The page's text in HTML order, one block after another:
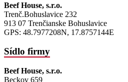
Beef House, s.r.o.
Trenč.Bohuslavice 232
913 07 Trenčianske Bohuslavice
GPS: 48.7977208N, 17.8757144E
Sídlo firmy
Beef House, s.r.o.
Beckov 659